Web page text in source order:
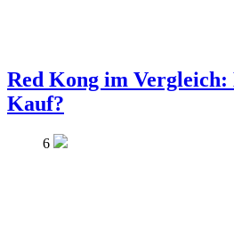
Red Kong im
Kauf?
6